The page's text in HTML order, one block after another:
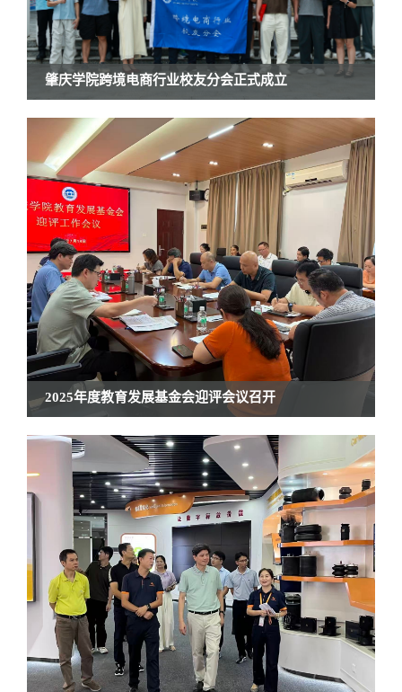
肇庆学院跨境电商行业校友分会正式成立
2025年度教育发展基金会迎评会议召开